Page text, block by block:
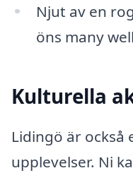
Njut av en
öns many
Kulturella
Lidingö är
upplevelser. Ni